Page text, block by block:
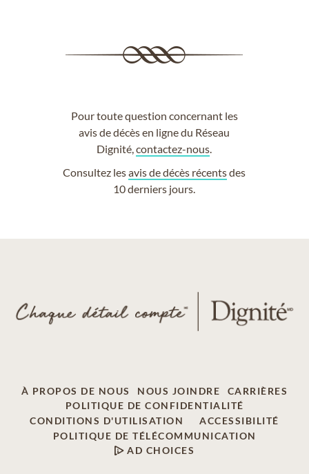
Pour toute question concernant les
avis de décès en ligne du Réseau
Dignité,contactez-nous
Consultez lesavis de décès récentsdes
10 derniers jours.
À PROPOS DE NOUS NOUS JOINDRE
CARRIÈRES
POLITIQUE DE CONFIDENTIALITÉ
CONDITIONS D'UTILISATION
ACCESSIBILITÉ
POLITIQUE DE TÉLÉCOMMUNICATION
AD CHOICES